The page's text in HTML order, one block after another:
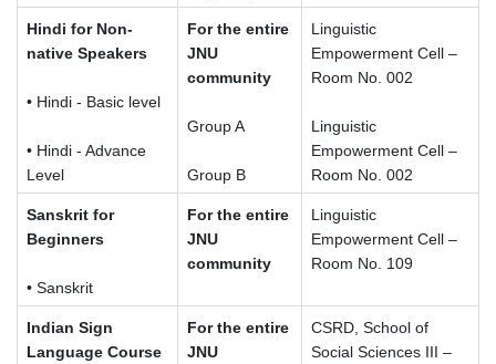
Hindi for Non-
native Speakers
• Hindi - Basic level
• Hindi - Advance
Level
For the entire
JNU
community
Group A
Group B
Linguistic
Empowerment Cell –
Room No. 002
Linguistic
Empowerment Cell –
Room No. 002
Sanskrit for
Beginners
• Sanskrit
For the entire
JNU
community
Linguistic
Empowerment Cell –
Room No. 109
Indian Sign
Language Course
For the entire
JNU
CSRD, School of
Social Sciences III –